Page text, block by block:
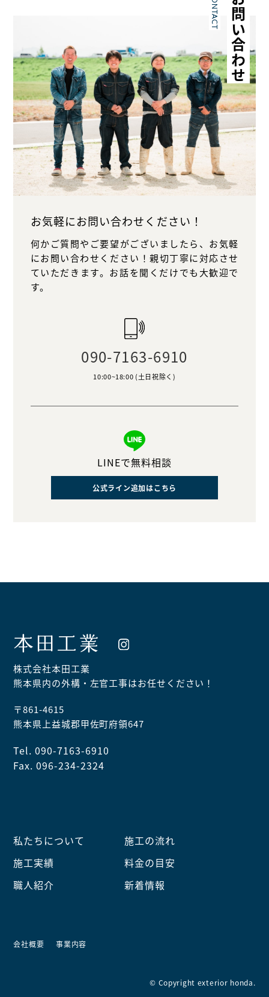
私たちについて
施工事例
職人紹介
新着情報
CONTACT お問い合わせ
お気軽にお問い合わせください！
何かご質問やご要望がございましたら、お気軽
にお問い合わせください！親切丁寧に対応させ
ていただきます。お話を聞くだけでも大歓迎で
す。
090-7163-6910
10:00~18:00 (土日祝除く)
LINEで無料相談
公式ライン追加はこちら
本田工業
株式会社本田工業
熊本県内の外構・左官工事はお任せください！
〒861-4615
熊本県上益城郡甲佐町府領647
Tel. 090-7163-6910
Fax. 096-234-2324
私たちについて
施工実績
職人紹介
施工の流れ
料金の目安
新着情報
会社概要 事業内容
© Copyright exterior honda.